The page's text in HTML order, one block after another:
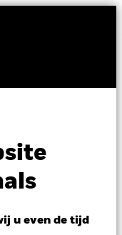
u even de tijd